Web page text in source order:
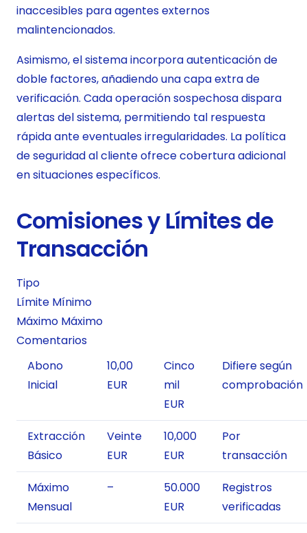
inaccesibles para agentes externos
malintencionados.
Asimismo, el sistema incorpora autenticación de
doble factores, añadiendo una capa extra de
verificación. Cada operación sospechosa dispara
alertas del sistema, permitiendo tal respuesta
rápida ante eventuales irregularidades. La política
de seguridad al cliente ofrece cobertura adicional
en situaciones específicos.
Comisiones y Límites de
Transacción
Tipo
Límite Mínimo
Máximo Máximo
Comentarios
Abono
Inicial
10,00
EUR
Cinco
mil
EUR
Difiere según
comprobación
Extracción
Básico
Veinte
EUR
10,000
EUR
Por
transacción
Máximo
Mensual
–
50.000
EUR
Registros
verificadas